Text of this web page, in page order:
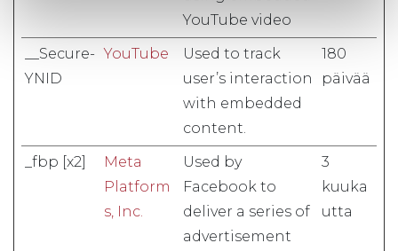
YouTube video
__Secure-
YNID
YouTube
Used to track
user’s interaction
with embedded
content.
180
päivää
_fbp [x2]
Meta
Platform
s, Inc.
Used by
Facebook to
deliver a series of
advertisement
3
kuuka
utta